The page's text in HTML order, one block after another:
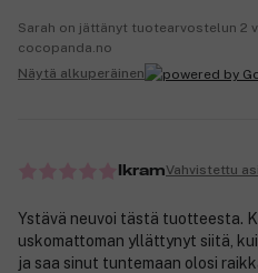
Sarah on jättänyt tuotearvostelun 2
cocopanda.no
Näytä alkuperäinen
IkramVahvistettu
Ystävä neuvoi tästä tuotteesta.
uskomattoman yllättynyt siitä,
ja saa sinut tuntemaan olosi